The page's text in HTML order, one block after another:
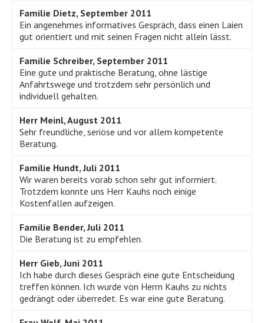
Familie Dietz, September 2011
Ein angenehmes informatives Gespräch, dass einen Laien
gut orientiert und mit seinen Fragen nicht allein lässt.
Familie Schreiber, September 2011
Eine gute und praktische Beratung, ohne lästige
Anfahrtswege und trotzdem sehr persönlich und
individuell gehalten.
Herr Meinl, August 2011
Sehr freundliche, seriöse und vor allem kompetente
Beratung.
Familie Hundt, Juli 2011
Wir waren bereits vorab schon sehr gut informiert.
Trotzdem konnte uns Herr Kauhs noch einige
Kostenfallen aufzeigen.
Familie Bender, Juli 2011
Die Beratung ist zu empfehlen.
Herr Gieb, Juni 2011
Ich habe durch dieses Gespräch eine gute Entscheidung
treffen können. Ich wurde von Herrn Kauhs zu nichts
gedrängt oder überredet. Es war eine gute Beratung.